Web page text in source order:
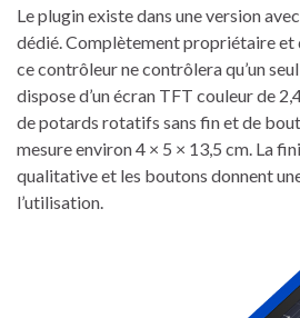
Le plugin existe dans une version
dédié. Complètement propriétaire et
ce contrôleur ne contrôlera qu’un
dispose d’un écran TFT couleur de
de potards rotatifs sans fin et de
mesure environ 4 × 5 × 13,5 cm. La
qualitative et les boutons donnent
l’utilisation.